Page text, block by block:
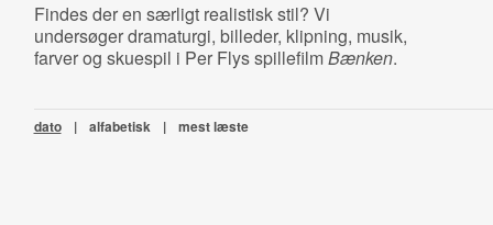
Findes der en særligt realistisk stil? Vi
undersøger dramaturgi, billeder, klipning, musik,
farver og skuespil i Per Flys spillefilmBænken.
dato | alfabetisk | mest læste